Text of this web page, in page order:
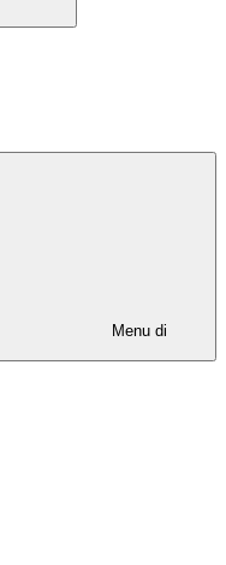
Menu di